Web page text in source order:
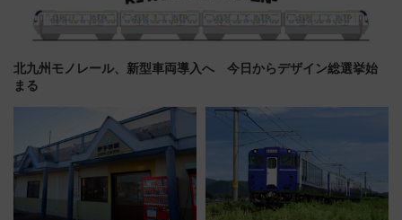
北九州モノレール、新型車両導入へ 今日からデザイン総選挙始
まる